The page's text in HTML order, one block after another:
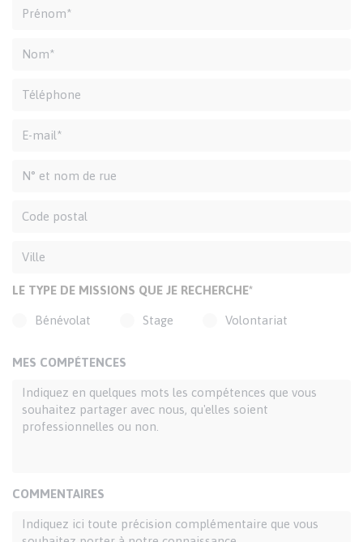
LE TYPE DE MISSIONS QUE JE RECHERCHE*
Bénévolat Stage Volontariat
MES COMPÉTENCES
COMMENTAIRES